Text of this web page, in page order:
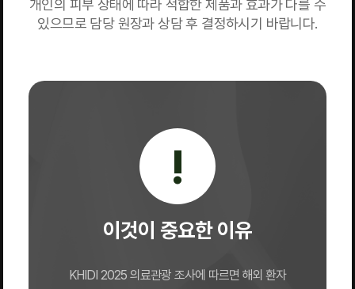
개인의 피부 상태에 따라 적합한 제품과 효과가 다를 수
있으므로 담당 원장과 상담 후 결정하시기 바랍니다.
!
이것이 중요한 이유
KHIDI 2025 의료관광 조사에 따르면 해외 환자